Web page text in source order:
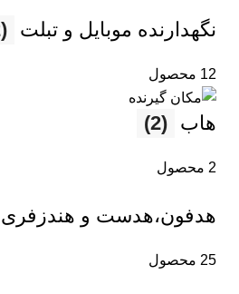
نگهدارنده موبایل و تبلت (12)
12 محصول
هاب (2)
2 محصول
هدفون،هدست و هندزفری
25 محصول